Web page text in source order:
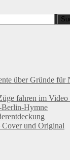
über Gründe für
fahren im Video
Berlin-Hymne
und Original